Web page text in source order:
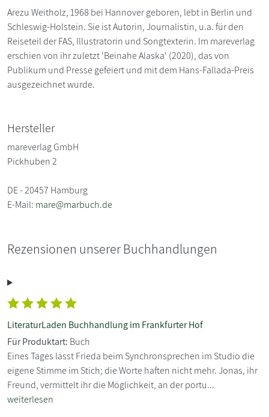
Arezu Weitholz, 1968 bei Hannover geboren, lebt in Berlin und
Schleswig-Holstein. Sie ist Autorin, Journalistin, u.a. für den
Reiseteil der FAS, Illustratorin und Songtexterin. Im mareverlag
erschien von ihr zuletzt 'Beinahe Alaska' (2020), das von
Publikum und Presse gefeiert und mit dem Hans-Fallada-Preis
ausgezeichnet wurde.
Hersteller
mareverlag GmbH
Pickhuben 2
DE - 20457 Hamburg
E-Mail: mare@marbuch.de
Rezensionen unserer Buchhandlungen
LiteraturLaden Buchhandlung im Frankfurter Hof
Für Produktart: Buch
Eines Tages lässt Frieda beim Synchronsprechen im Studio die
eigene Stimme im Stich; die Worte haften nicht mehr. Jonas, ihr
Freund, vermittelt ihr die Möglichkeit, an der portu...
weiterlesen